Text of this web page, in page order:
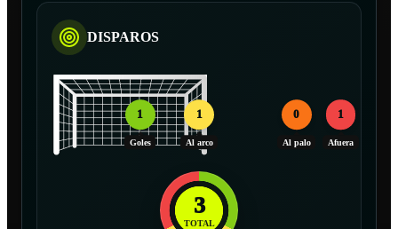
DISPAROS
1
Goles
1
Al arco
0
Al palo
1
Afuera
3
TOTAL